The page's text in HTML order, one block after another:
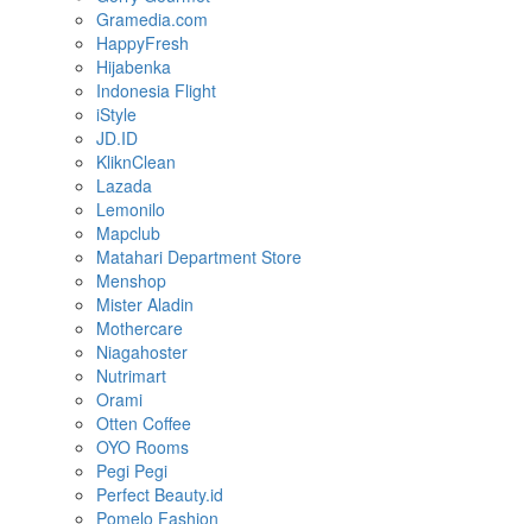
Gramedia.com
HappyFresh
Hijabenka
Indonesia Flight
iStyle
JD.ID
KliknClean
Lazada
Lemonilo
Mapclub
Matahari Department Store
Menshop
Mister Aladin
Mothercare
Niagahoster
Nutrimart
Orami
Otten Coffee
OYO Rooms
Pegi Pegi
Perfect Beauty.id
Pomelo Fashion